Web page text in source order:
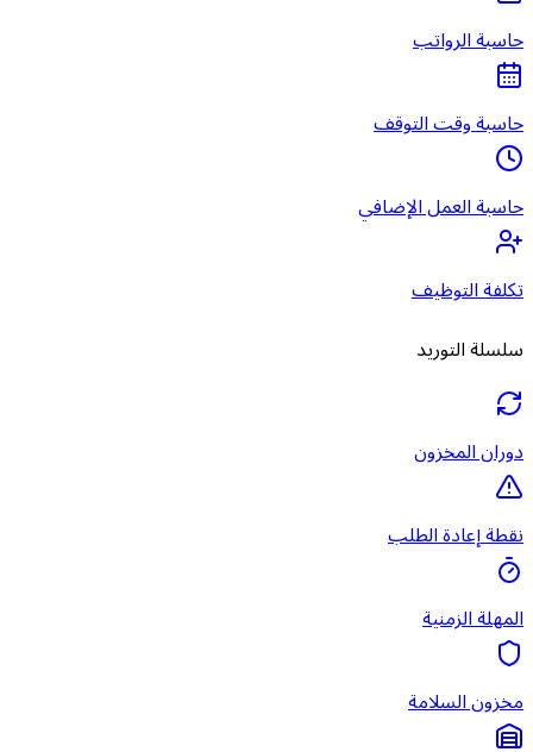
حاسبة الرواتب
حاسبة وقت التوقف
حاسبة العمل الإضافي
تكلفة التوظيف
سلسلة التوريد
دوران المخزون
نقطة إعادة الطلب
المهلة الزمنية
مخزون السلامة